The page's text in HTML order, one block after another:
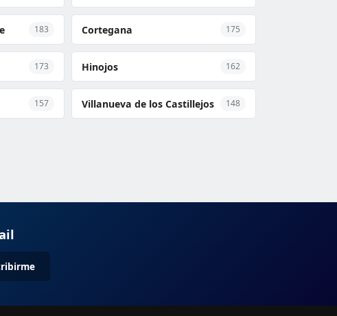
183 Cortegana 175
173 Hinojos 162
157 Villanueva de los Castillejos 148